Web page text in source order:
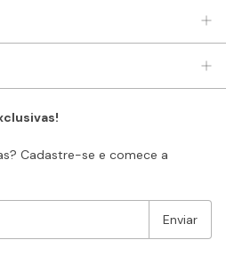
Cadastre-se e comece a